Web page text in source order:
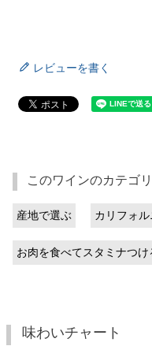
レビューを書く
このワインのカテゴ
産地で選ぶ カリフォル
お肉を食べてスタミナつけ
味わいチャート